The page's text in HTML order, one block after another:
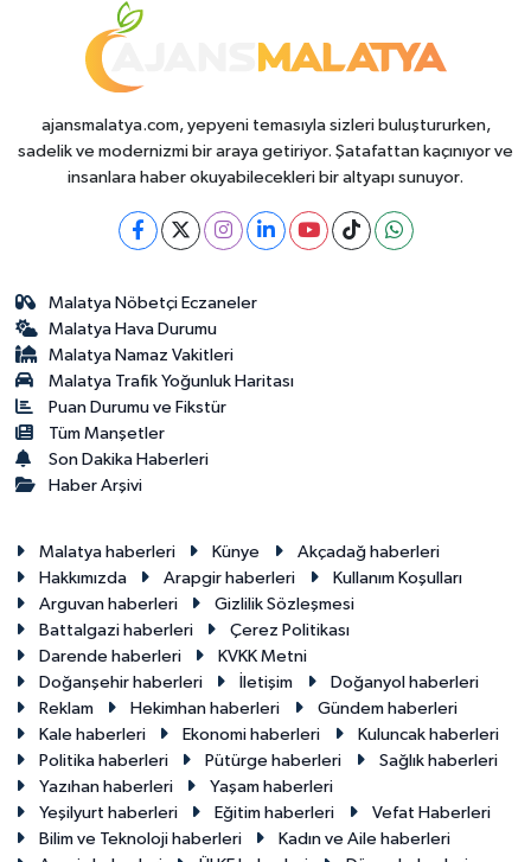
ajansmalatya.com, yepyeni temasıyla sizleri buluştururken,
sadelik ve modernizmi bir araya getiriyor. Şatafattan kaçınıyor ve
insanlara haber okuyabilecekleri bir altyapı sunuyor.
Malatya Nöbetçi Eczaneler
Malatya Hava Durumu
Malatya Namaz Vakitleri
Malatya Trafik Yoğunluk Haritası
Puan Durumu ve Fikstür
Tüm Manşetler
Son Dakika Haberleri
Haber Arşivi
Malatya haberleri Künye
Akçadağ haberleri
Hakkımızda
Arapgir haberleri
Kullanım Koşulları
Arguvan haberleri
Gizlilik Sözleşmesi
Battalgazi haberleri
Çerez Politikası
Darende haberleri
KVKK Metni
Doğanşehir haberleri
İletişim
Doğanyol haberleri
Reklam
Hekimhan haberleri
Gündem haberleri
Kale haberleri
Ekonomi haberleri
Kuluncak haberleri
Politika haberleri
Pütürge haberleri
Sağlık haberleri
Yazıhan haberleri
Yaşam haberleri
Yeşilyurt haberleri
Eğitim haberleri
Vefat Haberleri
Bilim ve Teknoloji haberleri
Kadın ve Aile haberleri